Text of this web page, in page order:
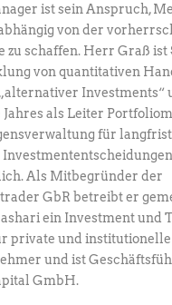
ist sein Anspruch,
von der
zu schaffen. Herr Graß ist
von quantitativen
Investments“
Jahres als Leiter
für
Als Mitbegründer der
GbR betreibt er
ein Investment und
private und institutionelle
und ist
GmbH.